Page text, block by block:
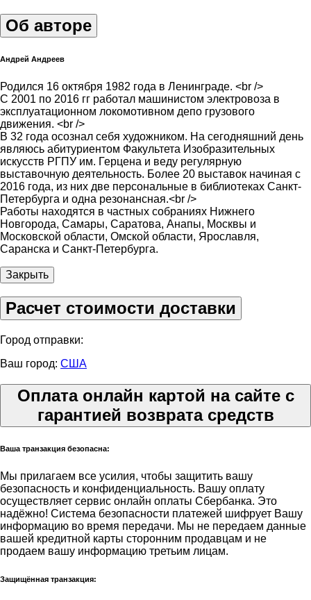
Об авторе
Андрей Андреев
Родился 16 октября 1982 года в Ленинграде. <br />
С 2001 по 2016 гг работал машинистом электровоза в
эксплуатационном локомотивном депо грузового
движения. <br />
В 32 года осознал себя художником. На сегодняшний день
являюсь абитуриентом Факультета Изобразительных
искусств РГПУ им. Герцена и веду регулярную
выставочную деятельность. Более 20 выставок начиная с
2016 года, из них две персональные в библиотеках Санкт-
Петербурга и одна резонансная.<br />
Работы находятся в частных собраниях Нижнего
Новгорода, Самары, Саратова, Анапы, Москвы и
Московской области, Омской области, Ярославля,
Саранска и Санкт-Петербурга.
Закрыть
Расчет стоимости доставки
Город отправки:
Ваш город: США
Оплата онлайн картой на сайте с
гарантией возврата средств
Ваша транзакция безопасна:
Мы прилагаем все усилия, чтобы защитить вашу
безопасность и конфиденциальность. Вашу оплату
осуществляет сервис онлайн оплаты Сбербанка. Это
надёжно! Система безопасности платежей шифрует Вашу
информацию во время передачи. Мы не передаем данные
вашей кредитной карты сторонним продавцам и не
продаем вашу информацию третьим лицам.
Защищённая транзакция: